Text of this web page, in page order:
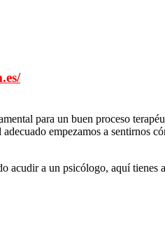
para un buen proceso
empezamos a sentirnos
acudir a un psicólogo, aquí tienes